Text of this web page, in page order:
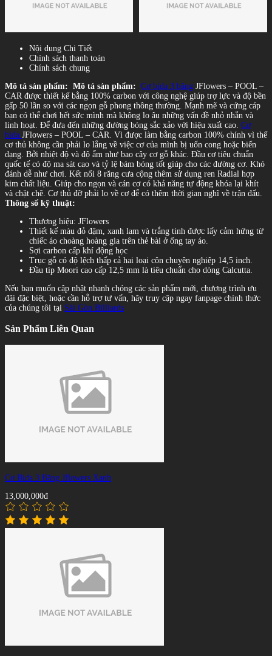
Nội dung Chi Tiết
Chính sách thanh toán
Chính sách chung
Mô tả sản phẩm: Mô tả sản phẩm: Cơ bida 3 băng JFlowers – POOL –
CAR được thiết kế bằng 100% carbon với công nghệ giúp trợ lực và độ bền
gấp 50 lần so với các ngọn gỗ phong thông thường. Mạnh mẽ và cứng cáp
bạn có thể chơi hết sức mình mà không lo âu những vấn đề nhỏ nhắn và
linh hoạt. Để đưa đến những đường bóng sắc xảo với hiệu xuất cao. Cơ
bida JFlowers – POOL – CAR. Vì được làm bằng carbon 100% chính vì thế
cơ thủ không cần phải lo lắng về việc cơ của mình bị uốn cong hoặc biến
dạng. Bởi nhiệt độ và độ ẩm như bao cây cơ gỗ khác. Đầu cơ tiêu chuẩn
quốc tế có độ ma sát cao và tỷ lệ bám bóng tốt giúp cho các đường cơ. Khó
đánh dễ như chơi. Kết nối 8 răng cưa cộng thêm sử dụng ren Radial hợp
kim chất liệu. Giúp cho ngọn và cán cơ có khả năng tự động khóa lại khít
và chặt chẽ. Cơ thủ đỡ phải lo về cơ để có thêm thời gian nghĩ về trận đấu.
Thông số kỹ thuật:
Thương hiệu: JFlowers
Thiết kế màu đỏ đậm, xanh lam và trắng tinh được lấy cảm hứng từ
chiếc áo choàng hoàng gia trên thẻ bài ở ống tay áo.
Sợi carbon cấp khí động học
Trục gỗ có độ lệch thấp cả hai loại côn chuyên nghiệp 14,5 inch.
Đầu tip Moori cao cấp 12,5 mm là tiêu chuẩn cho dòng Calcutta.
Nếu bạn muốn cập nhật nhanh chóng các sản phẩm mới, chương trình ưu
đãi đặc biệt, hoặc cần hỗ trợ tư vấn, hãy truy cập ngay fanpage chính thức
của chúng tôi tại Sài Gòn Billiards
Sản Phẩm Liên Quan
Cơ Bida 3 Băng Jflowers Xanh
13,000,000đ